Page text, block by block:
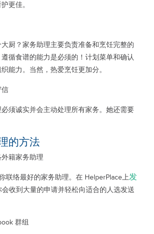
更佳。
厨？家务助理主要负责准备和烹饪完整的
循食谱的能力是必须的！计划菜单和确认
能力。当然，热爱烹饪更加分。
信
须诚实并会主动处理所有家务。她还需要
的方法
籍家务助理
联络最好的家务助理。在 HelperPlace上发
会收到大量的申请并轻松向适合的人选发送
群组